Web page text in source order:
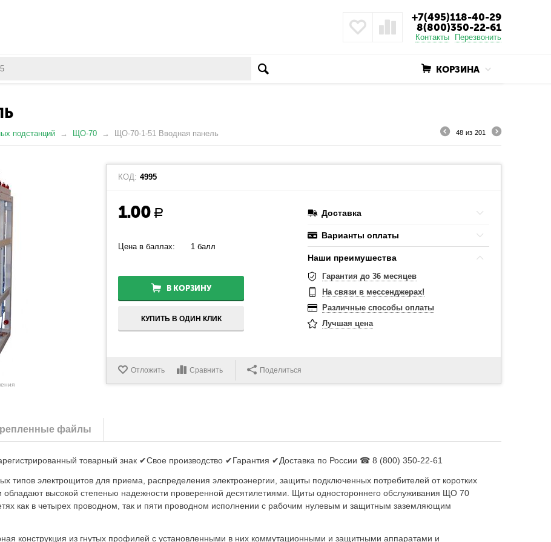
+7(495)118-40-29
8(800)350-22-61
Контакты Перезвонить
КОРЗИНА
подстанций ЩО-70 ЩО-70-1-51 Вводная панель 48 из 201
КОД: 4995
1.00 Р
Цена в баллах: 1 балл
В КОРЗИНУ
КУПИТЬ В ОДИН КЛИК
Доставка
Варианты оплаты
Наши преимушества
Гарантия до 36 месяцев
На связи в мессенджерах!
Различные способы оплаты
Лучшая цена
Отложить Сравнить Поделиться
файлы
товарный знак ✔Свое производство ✔Гарантия ✔Доставка по России ☎ 8 (800) 350-22-61
типов электрощитов для приема, распределения электроэнергии, защиты подключенных потребителей от коротких
обладают высокой степенью надежности проверенной десятилетиями. Щиты одностороннего обслуживания ЩО 70
как в четырех проводном, так и пяти проводном исполнении с рабочим нулевым и защитным заземляющим
конструкция из гнутых профилей с установленными в них коммутационными и защитными аппаратами и